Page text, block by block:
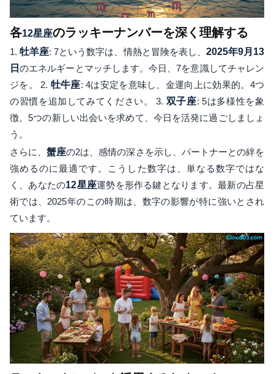
各12星座のラッキーナンバーを深く理解する
1.牡羊座: 7という数字は、情熱と冒険を表し、 2025年9月13
日のエネルギーとマッチします。今日、7を意識してチャレン
ジを。 2. 牡牛座: 4は安定を意味し、金運向上に効果的。4つ
の習慣を追加してみてください。 3. 双子座: 5は多様性を象
徴。5つの新しい出会いを求めて、今日を活発に過ごしましょ
う。
さらに、蟹座の2は、感情の深さを示し、パートナーとの絆を
強めるのに最適です。こうした数字は、単なる数字ではな
く、あなたの12星座運勢を形作る鍵となります。最新の占星
術では、2025年のこの時期は、数字の影響が特に強いとされ
ています。